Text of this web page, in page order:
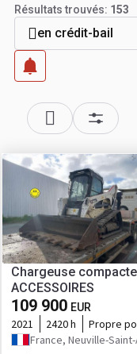
Résultats trouvés: 153
en crédit-bail
Chargeuse
ACCESSOIRES
109 900 EUR
2021 2420 h Propre
France, Neuville-